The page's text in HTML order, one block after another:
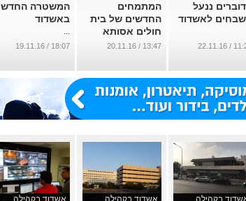
ננעל
לאשדוד
11:24 /
המתמחים
החדשים של בית
חולים אסותא
אשדוד
13:47 / 20.11.16
המשטרה החדש
באשדוד
...
18:07 / 19.11.16
בקהילה אשדוד בקהילה אשדוד בקהילה